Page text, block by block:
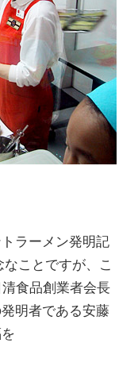
ラーメン発明記
ことですが、こ
食品創業者会長
明者である安藤